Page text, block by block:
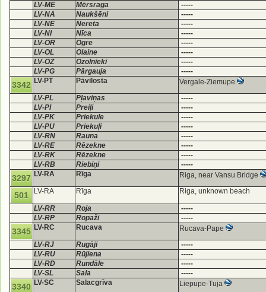
LV-ME
Mērsraga
-----
LV-NA
Naukšēni
-----
LV-NE
Nereta
-----
LV-NI
Nīca
-----
LV-OR
Ogre
-----
LV-OL
Olaine
-----
LV-OZ
Ozolnieki
-----
LV-PG
Pārgauja -----
3342 LV-PT Pāvilosta
Vergale-Ziemupe
LV-PL
Pļaviņas
-----
LV-PI
Preiļi
-----
LV-PK
Priekule
-----
LV-PU
Priekuļi
-----
LV-RN
Rauna
-----
LV-RE
Rēzekne
-----
LV-RK
Rēzekne
-----
LV-RB
Riebiņi -----
3297 LV-RA Rīga Riga, near Vansu Bridge
501 LV-RA Rīga Riga, unknown beach
LV-RR Roja
-----
LV-RP
Ropaži -----
3345 LV-RC Rucava
Rucava-Pape
LV-RJ
Rugāji
-----
LV-RU
Rūjiena
-----
LV-RD
Rundāle
-----
LV-SL
Sala -----
3340 LV-SC Salacgrīva
Liepupe-Tuja